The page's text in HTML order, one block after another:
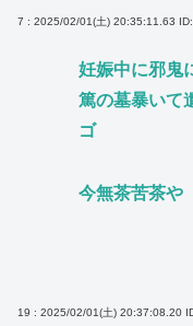
7 : 2025/02/01(土) 20:35:11.63
妊娠中に邪鬼
篤の墓暴いて
ゴ
今無茶苦茶や
19 : 2025/02/01(土) 20:37:08.20